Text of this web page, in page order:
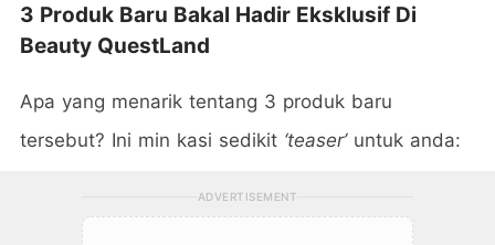
3 Produk Baru Bakal Hadir Eksklusif Di
Beauty QuestLand
Apa yang menarik tentang 3 produk baru
tersebut? Ini min kasi sedikit ‘teaser’ untuk anda:
ADVERTISEMENT